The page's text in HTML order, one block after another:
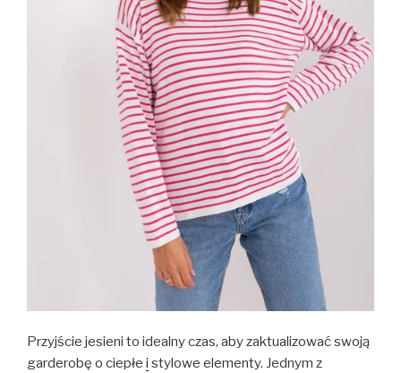
Przyjście jesieni to idealny czas, aby zaktualizować swoją
garderobę o ciepłe i stylowe elementy. Jednym z